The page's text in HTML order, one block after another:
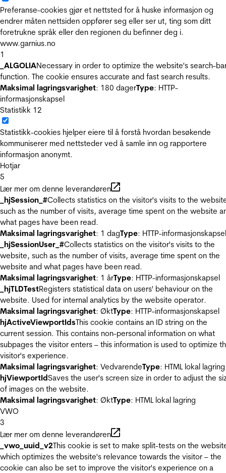
Preferanse-cookies gjør et nettsted for å huske informasjon og
endrer måten nettsiden oppfører seg eller ser ut, ting som ditt
foretrukne språk eller den regionen du befinner deg i.
www.garnius.no
1
_ALGOLIANecessary in order to optimize the website's search-
function. The cookie ensures accurate and fast search results.
Maksimal lagringsvarighet: 180 dagerType: HTTP-
informasjonskapsel
Statistikk 12
Statistikk-cookies hjelper eiere til å forstå hvordan besøkende
kommuniserer med nettsteder ved å samle inn og rapportere
informasjon anonymt.
Hotjar
5
Lær mer om denne leverandøren
_hjSession_#Collects statistics on the visitor's visits to the
such as the number of visits, average time spent on the website
what pages have been read.
Maksimal lagringsvarighet: 1 dagType: HTTP-informasjonskapsel
_hjSessionUser_#Collects statistics on the visitor's visits to the
website, such as the number of visits, average time spent on the
website and what pages have been read.
Maksimal lagringsvarighet: 1 årType: HTTP-informasjonskapsel
_hjTLDTestRegisters statistical data on users' behaviour on the
website. Used for internal analytics by the website operator.
Maksimal lagringsvarighet: ØktType: HTTP-informasjonskapsel
hjActiveViewportIdsThis cookie contains an ID string on the
current session. This contains non-personal information on what
subpages the visitor enters – this information is used to optimize
visitor's experience.
Maksimal lagringsvarighet: VedvarendeType: HTML lokal lagring
hjViewportIdSaves the user's screen size in order to adjust the
of images on the website.
Maksimal lagringsvarighet: ØktType: HTML lokal lagring
VWO
3
Lær mer om denne leverandøren
_vwo_uuid_v2This cookie is set to make split-tests on the
which optimizes the website's relevance towards the visitor – the
cookie can also be set to improve the visitor's experience on a